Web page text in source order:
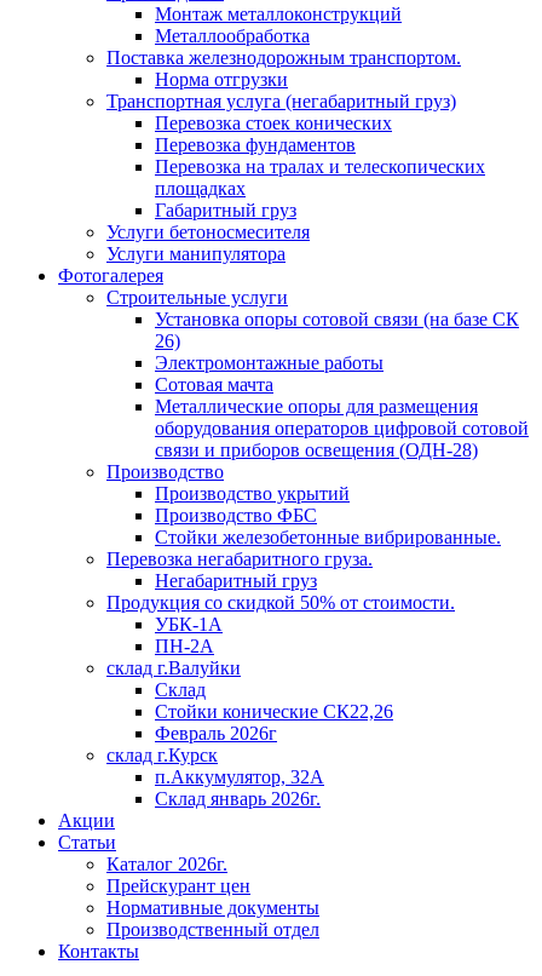
Монтаж металлоконструкций
Металлообработка
Поставка железнодорожным транспортом.
Норма отгрузки
Транспортная услуга (негабаритный груз)
Перевозка стоек конических
Перевозка фундаментов
Перевозка на тралах и телескопических
площадках
Габаритный груз
Услуги бетоносмесителя
Услуги манипулятора
Фотогалерея
Строительные услуги
Установка опоры сотовой связи (на базе СК
26)
Электромонтажные работы
Сотовая мачта
Металлические опоры для размещения
оборудования операторов цифровой сотовой
связи и приборов освещения (ОДН-28)
Производство
Производство укрытий
Производство ФБС
Стойки железобетонные вибрированные.
Перевозка негабаритного груза.
Негабаритный груз
Продукция со скидкой 50% от стоимости.
УБК-1А
ПН-2А
склад г.Валуйки
Склад
Стойки конические СК22,26
Февраль 2026г
склад г.Курск
п.Аккумулятор, 32А
Склад январь 2026г.
Акции
Статьи
Каталог 2026г.
Прейскурант цен
Нормативные документы
Производственный отдел
Контакты